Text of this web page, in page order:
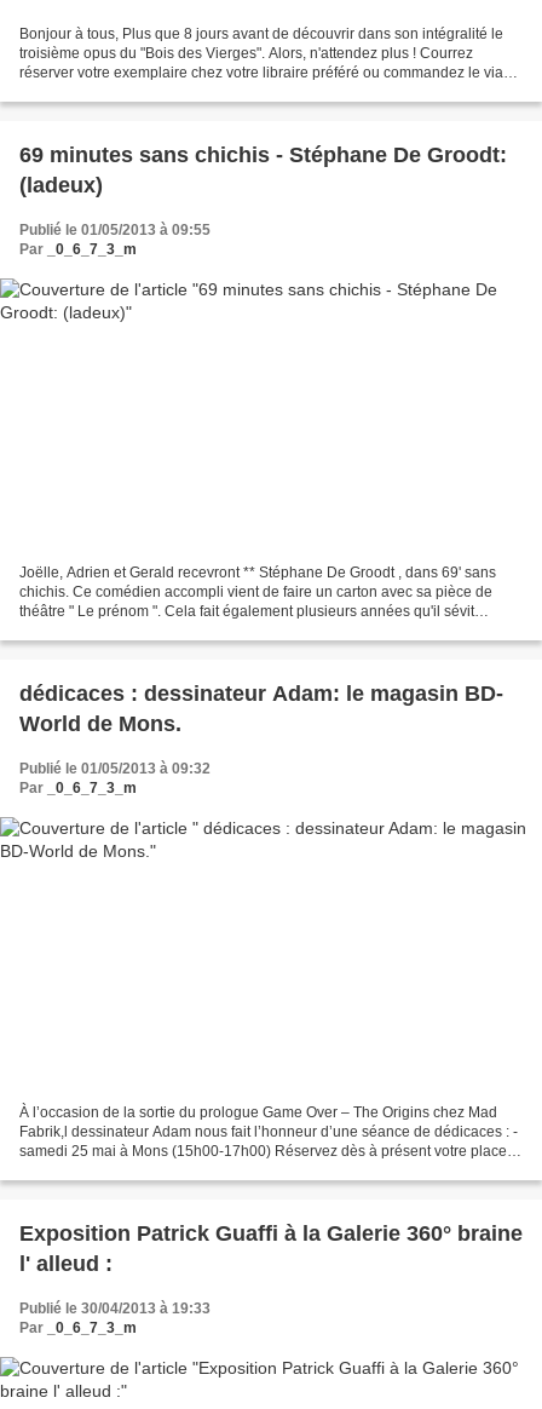
Bonjour à tous, Plus que 8 jours avant de découvrir dans son intégralité le
troisième opus du "Bois des Vierges". Alors, n'attendez plus ! Courrez
réserver votre exemplaire chez votre libraire préféré ou commandez le via
ligne.html...
69 minutes sans chichis - Stéphane De Groodt:
(ladeux)
Publié le 01/05/2013 à 09:55
Par
_0_6_7_3_m
Joëlle, Adrien et Gerald recevront ** Stéphane De Groodt , dans 69' sans
chichis. Ce comédien accompli vient de faire un carton avec sa pièce de
théâtre " Le prénom ". Cela fait également plusieurs années qu'il sévit
dédicaces : dessinateur Adam: le magasin BD-
World de Mons.
Publié le 01/05/2013 à 09:32
Par
_0_6_7_3_m
À l’occasion de la sortie du prologue Game Over – The Origins chez Mad
Fabrik,l dessinateur Adam nous fait l’honneur d’une séance de dédicaces : -
samedi 25 mai à Mons (15h00-17h00) Réservez dès à présent votre place
Exposition Patrick Guaffi à la Galerie 360° braine
l' alleud :
Publié le 30/04/2013 à 19:33
Par
_0_6_7_3_m